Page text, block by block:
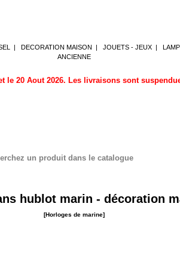
| DECORATION MAISON | JOUETS - JEUX |
ANCIENNE
20 Aout 2026. Les livraisons sont
un produit dans le catalogue
hublot marin - décoration
[Horloges de marine]